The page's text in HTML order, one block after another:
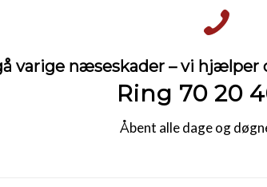
varige næseskader – vi
Ring 70 20
Åbent alle dage og